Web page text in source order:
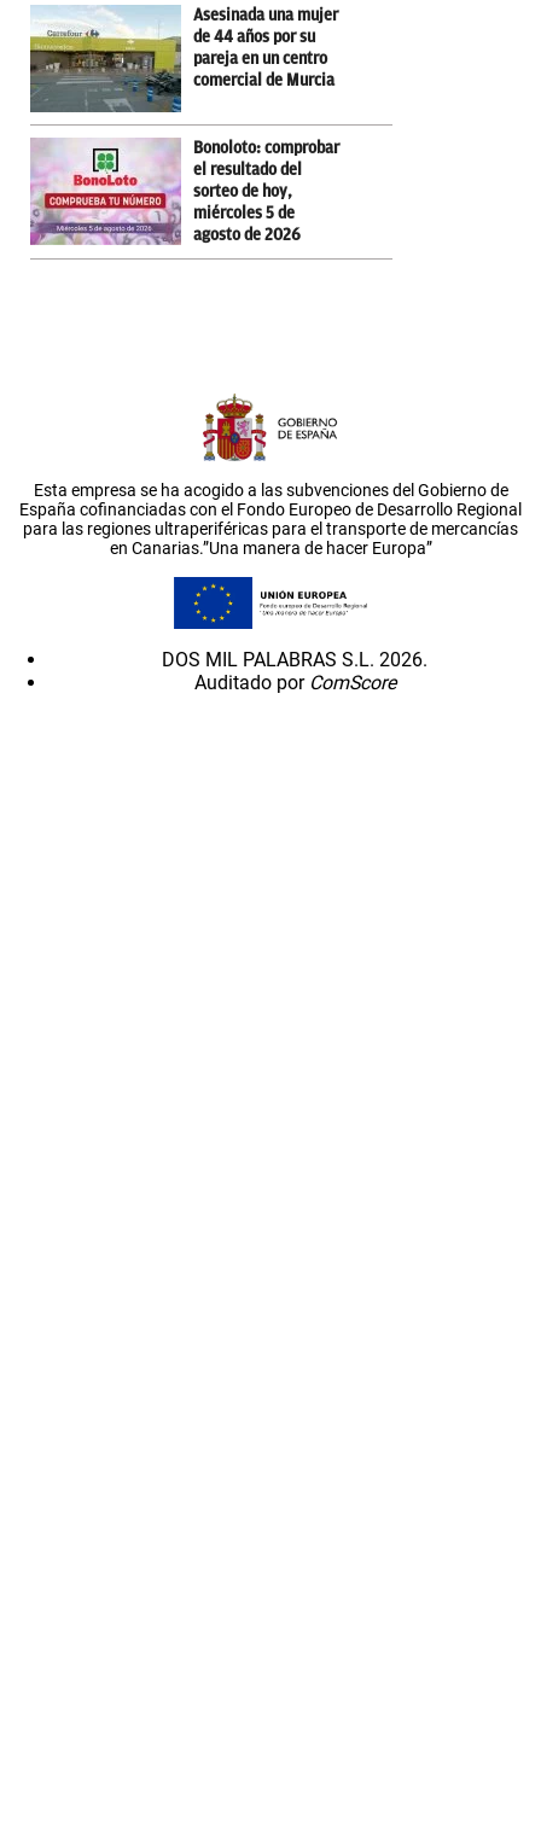
Asesinada una mujer
de 44 años por su
pareja en un centro
comercial de Murcia
Bonoloto: comprobar
el resultado del
sorteo de hoy,
miércoles 5 de
agosto de 2026
Esta empresa se ha acogido a las subvenciones del Gobierno de
España cofinanciadas con el Fondo Europeo de Desarrollo Regional
para las regiones ultraperiféricas para el transporte de mercancías
en Canarias.”Una manera de hacer Europa”
DOS MIL PALABRAS S.L. 2026.
Auditado por ComScore